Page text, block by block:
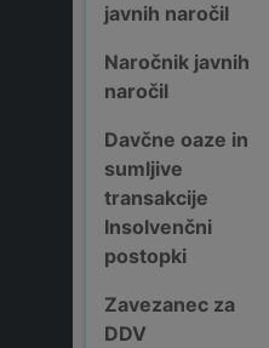
javnih naročil
Naročnik javnih
naročil
Davčne oaze in
sumljive
transakcije
Insolvenčni
postopki
Zavezanec za
DDV